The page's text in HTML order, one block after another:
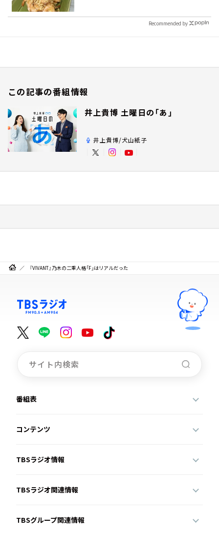
Recommended by
この記事の番組情報
井上貴博 土曜日の「あ」
井上貴博/犬山紙子
『VIVANT』乃木の二重人格「F」はリアルだった
番組表
コンテンツ
TBSラジオ情報
TBSラジオ関連情報
TBSグループ関連情報